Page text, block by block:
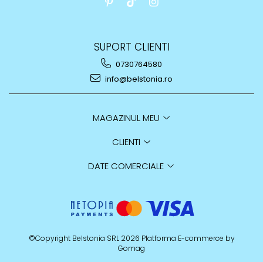
SUPORT CLIENTI
0730764580
info@belstonia.ro
MAGAZINUL MEU
CLIENTI
DATE COMERCIALE
©Copyright Belstonia SRL 2026 Platforma E-commerce by
Gomag